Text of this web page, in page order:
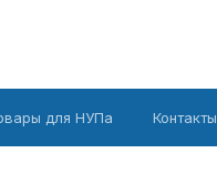
для НУПа Контакты